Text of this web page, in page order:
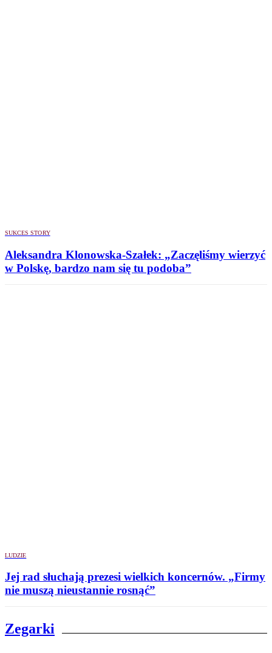
SUKCES STORY
Aleksandra Klonowska-Szałek: „Zaczęliśmy wierzyć
w Polskę, bardzo nam się tu podoba”
LUDZIE
Jej rad słuchają prezesi wielkich koncernów. „Firmy
nie muszą nieustannie rosnąć”
Zegarki